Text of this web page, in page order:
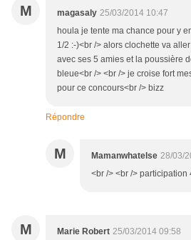
M magasaly 25/03/2014 10:47
houla je tente ma chance pour y
1/2 :-)<br /> alors clochette va
avec ses 5 amies et la poussière
bleue<br /> <br /> je croise fort
pour ce concours<br /> bizz
Répondre
M Mamanwhatelse 28/03/
<br /> <br /> participation
M Marie Robert 25/03/2014 09:58